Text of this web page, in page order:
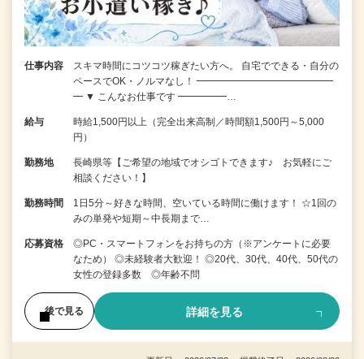
仕事内容
スキマ時間にコツコツ稼ぎたい方へ。 自宅でできる・自分の
ペースでOK・ノルマなし！ ━━━━━━━━━━━━━━
━ ▼ こんなお仕事です ━━━━━…
給与
時給1,500円以上（完全出来高制／時間額1,500円～5,000
円）
勤務地
長崎県等【ご希望の地域でオシゴトできます♪ お気軽にご
相談ください！】
勤務時間
1日5分～好きな時間、空いている時間に働けます！ ☆1回の
みの単発や短期～中長期まで…
応募資格
◎PC・スマートフォンをお持ちの方（※アンケートに必要
なため） ◎未経験者大歓迎！ ◎20代、30代、40代、50代の
女性の登録多数 ◎年齢不問
後で見る 詳細を見る